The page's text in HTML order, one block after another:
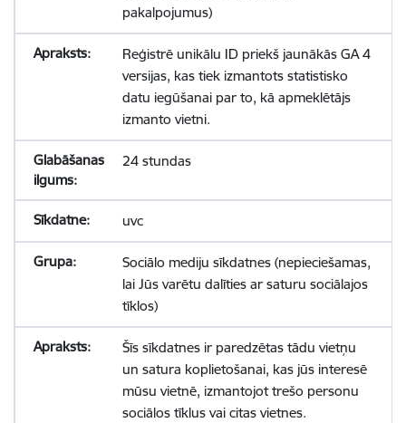
pakalpojumus)
Reģistrē unikālu ID priekš jaunākās GA 4
versijas, kas tiek izmantots statistisko
datu iegūšanai par to, kā apmeklētājs
izmanto vietni.
24 stundas
uvc
Sociālo mediju sīkdatnes (nepieciešamas,
lai Jūs varētu dalīties ar saturu sociālajos
tīklos)
Šīs sīkdatnes ir paredzētas tādu vietņu
un satura koplietošanai, kas jūs interesē
mūsu vietnē, izmantojot trešo personu
sociālos tīklus vai citas vietnes.